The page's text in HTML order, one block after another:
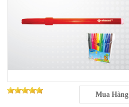
Mua Hàng